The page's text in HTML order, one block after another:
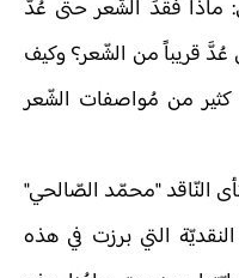
ماذا فَقَدَ الشّعر حتى عُدَّ
عُدَّ قريباً من الشّعر؟ وكيف
من مُواصفات الشّعر
النّاقد "محمّد الصّالحي"
التي برزت في هذه